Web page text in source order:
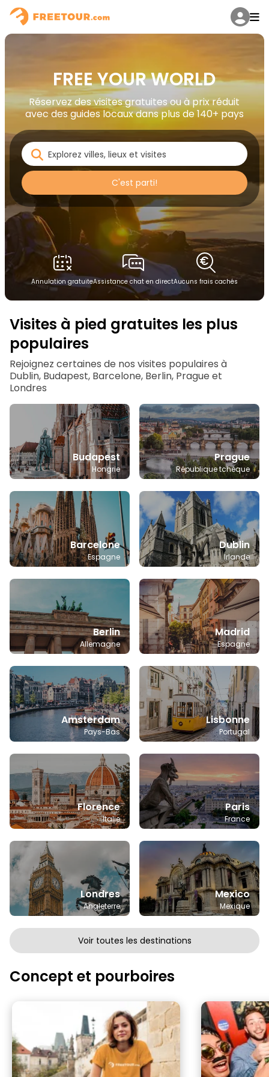
FREE YOUR WORLD
Réservez des visites gratuites ou à prix réduit
avec des guides locaux dans plus de 140+ pays
C'est parti!
Annulation gratuiteAssistance chat en directAucuns frais cachés
Visites à pied gratuites les plus
populaires
Rejoignez certaines de nos visites populaires à
Dublin, Budapest, Barcelone, Berlin, Prague et
Londres
Budapest
Hongrie
Prague
République tchèque
Barcelone
Espagne
Dublin
Irlande
Berlin
Allemagne
Madrid
Espagne
Amsterdam
Pays-Bas
Lisbonne
Portugal
Florence
Italie
Paris
France
Londres
Angleterre
Mexico
Mexique
Voir toutes les destinations
Concept et pourboires